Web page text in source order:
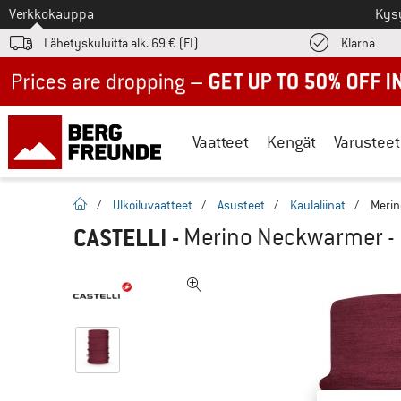
Tästä siirtyäksesi
Verkkokauppa
Lähetyskuluitta alk. 69 € (FI) Klarna
Vaatteet Kengät Varusteet
Kotisivu
/ Ulkoiluvaatteet / Asusteet / Kaulaliinat /
CASTELLI - Merino Neckwarmer -